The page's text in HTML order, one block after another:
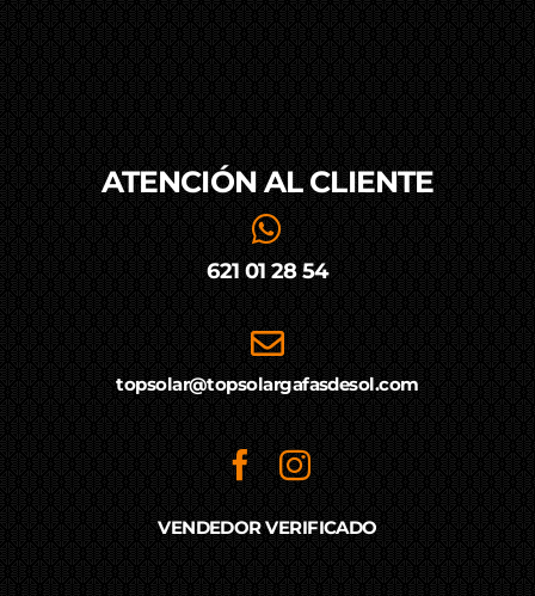
ATENCIÓN AL CLIENTE
621 01 28 54
topsolar@topsolargafasdesol.com
VENDEDOR VERIFICADO